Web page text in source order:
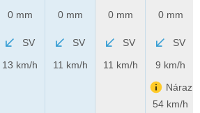
0 mm
SV
13 km/h
0 mm
SV
11 km/h
0 mm
SV
11 km/h
0 mm
SV
9 km/h
Náraz
54 km/h